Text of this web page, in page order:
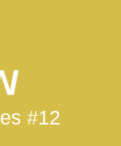
#12